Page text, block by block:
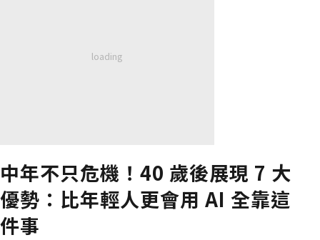
中年不只危機！40 歲後展現 7 大
優勢：比年輕人更會用 AI 全靠這
件事